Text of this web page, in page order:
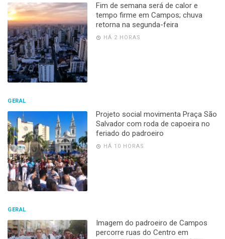
Fim de semana será de calor e
tempo firme em Campos; chuva
retorna na segunda-feira
HÁ 2 HORAS
GERAL
Projeto social movimenta Praça São
Salvador com roda de capoeira no
feriado do padroeiro
HÁ 10 HORAS
GERAL
Imagem do padroeiro de Campos
percorre ruas do Centro em